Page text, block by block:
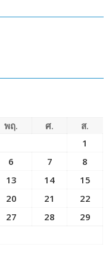
พฤ. ศ.
ส.
1
6 7
8
13 14
15
20 21
22
27 28
29